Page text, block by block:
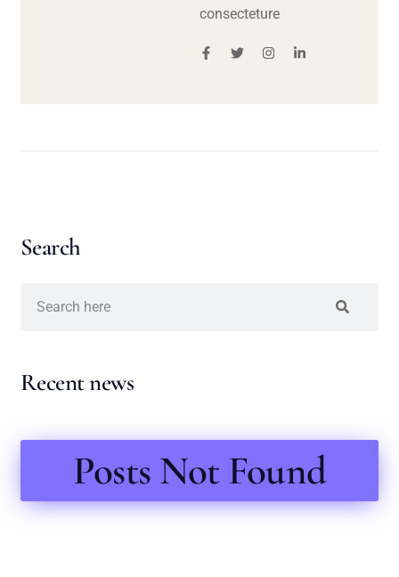
consecteture
Search
Recent news
Posts Not Found